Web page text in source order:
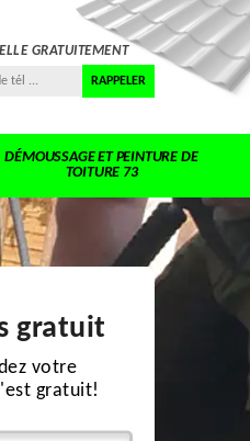
GRATUITEMENT
DÉMOUSSAGE ET PEINTURE DE
TOITURE 73
gratuit
votre
gratuit!